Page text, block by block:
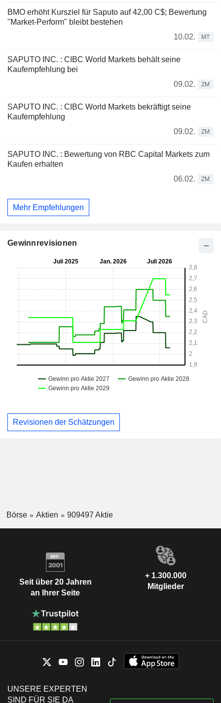
BMO erhöht Kursziel für Saputo auf 42,00 C$; Bewertung
"Market-Perform" bleibt bestehen
10.02.
MT
SAPUTO INC. : CIBC World Markets behält seine
Kaufempfehlung bei
09.02.
ZM
SAPUTO INC. : CIBC World Markets bekräftigt seine
Kaufempfehlung
09.02.
ZM
SAPUTO INC. : Bewertung von RBC Capital Markets zum
Kaufen erhalten
06.02.
ZM
Mehr Empfehlungen
Gewinnrevisionen
Revisionen der Schätzungen
Börse Aktien 909497 Aktie
Seit über 20 Jahren
an Ihrer Seite
+ 1.300.000
Mitglieder
UNSERE EXPERTEN
SIND FÜR SIE DA